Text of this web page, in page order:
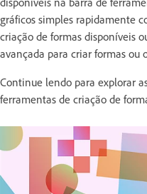
gráficos simples rapidamente
criação de formas disponíveis
avançada para criar formas ou
Continue lendo para explorar
ferramentas de criação de